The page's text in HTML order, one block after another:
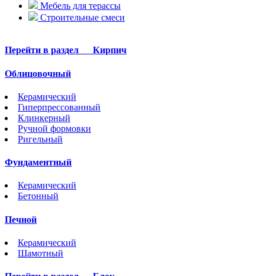
Мебель для терассы
Строительные смеси
Перейти в раздел Кирпич
Облицовочный
Керамический
Гиперпрессованный
Клинкерный
Ручной формовки
Ригельный
Фундаментный
Керамический
Бетонный
Печной
Керамический
Шамотный